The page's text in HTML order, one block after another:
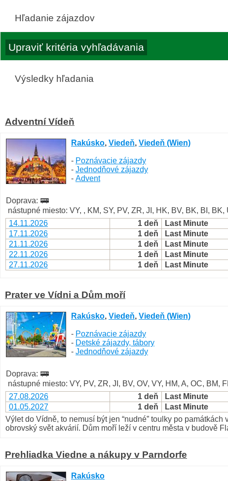
Hľadanie zájazdov
Výsledky hľadania
Adventní Vídeň
Rakúsko, Viedeň, Viedeň (Wien)
- Poznávacie zájazdy
- Jednodňové zájazdy
- Advent
Doprava:
nástupné miesto: VY, , KM, SY, PV, ZR, JI, HK, BV, BK, BI,
14.11.2026
1 deň Last Minute
17.11.2026
1 deň Last Minute
21.11.2026
1 deň Last Minute
22.11.2026
1 deň Last Minute
27.11.2026
1 deň Last Minute
Prater ve Vídni a Dům moří
Rakúsko, Viedeň, Viedeň (Wien)
- Poznávacie zájazdy
- Detské zájazdy, tábory
- Jednodňové zájazdy
Doprava:
nástupné miesto: VY, PV, ZR, JI, BV, OV, VY, HM, A, OC, BM,
27.08.2026
1 deň Last Minute
01.05.2027
1 deň Last Minute
Výlet do Vídně, to nemusí být jen “nudné” toulky po
obrovský svět akvárií. Dům moří leží v centru města v budově
Prehliadka Viedne a nákupy v Parndorfe
Rakúsko